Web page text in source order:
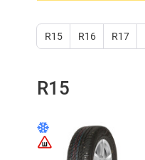
R15 R16 R17
R15